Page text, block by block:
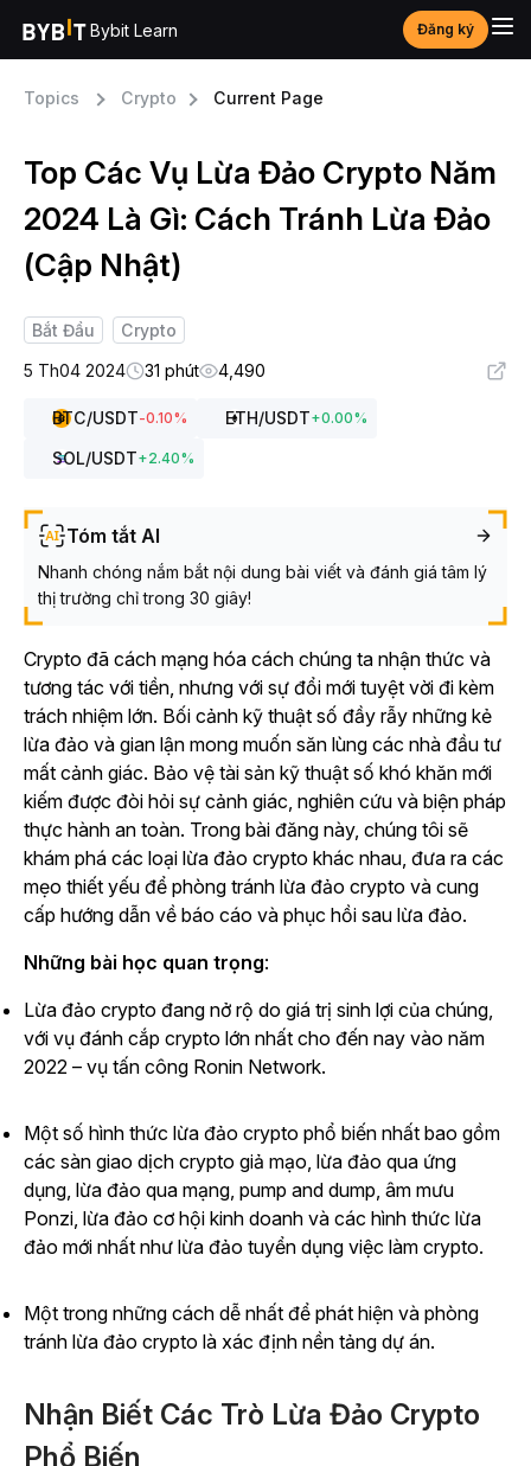
Bybit Learn Đăng ký
Topics Crypto Current Page
Top Các Vụ Lừa Đảo Crypto Năm
2024 Là Gì: Cách Tránh Lừa Đảo
(Cập Nhật)
Bắt Đầu
Crypto
5 Th04 2024
31 phút 4,490
BTC/USDT-0.10% ETH/USDT+0.00%
SOL/USDT+2.40%
Tóm tắt AI
Nhanh chóng nắm bắt nội dung bài viết và đánh giá tâm lý
thị trường chỉ trong 30 giây!
Crypto đã cách mạng hóa cách chúng ta nhận thức và
tương tác với tiền, nhưng với sự đổi mới tuyệt vời đi kèm
trách nhiệm lớn. Bối cảnh kỹ thuật số đầy rẫy những kẻ
lừa đảo và gian lận mong muốn săn lùng các nhà đầu tư
mất cảnh giác. Bảo vệ tài sản kỹ thuật số khó khăn mới
kiếm được đòi hỏi sự cảnh giác, nghiên cứu và biện pháp
thực hành an toàn. Trong bài đăng này, chúng tôi sẽ
khám phá các loại lừa đảo crypto khác nhau, đưa ra các
mẹo thiết yếu để phòng tránh lừa đảo crypto và cung
cấp hướng dẫn về báo cáo và phục hồi sau lừa đảo.
Những bài học quan trọng:
Lừa đảo crypto đang nở rộ do giá trị sinh lợi của chúng,
với vụ đánh cắp crypto lớn nhất cho đến nay vào năm
2022 – vụ tấn công Ronin Network.
Một số hình thức lừa đảo crypto phổ biến nhất bao gồm
các sàn giao dịch crypto giả mạo, lừa đảo qua ứng
dụng, lừa đảo qua mạng, pump and dump, âm mưu
Ponzi, lừa đảo cơ hội kinh doanh và các hình thức lừa
đảo mới nhất như lừa đảo tuyển dụng việc làm crypto.
Một trong những cách dễ nhất để phát hiện và phòng
tránh lừa đảo crypto là xác định nền tảng dự án.
Nhận Biết Các Trò Lừa Đảo Crypto
Phổ Biến